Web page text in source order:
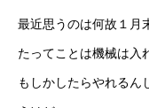
最近思うのは何故１月
たってことは機械は
もしかしたらやれる